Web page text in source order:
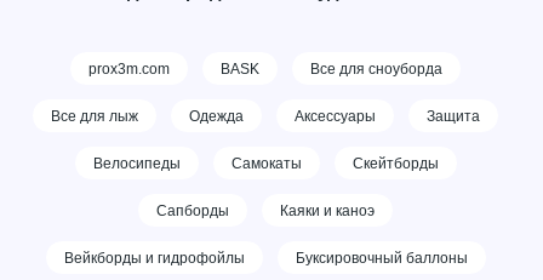
prox3m.com BASK Все для сноуборда
Все для лыж Одежда Аксессуары Защита
Велосипеды Самокаты Скейтборды
Сапборды Каяки и каноэ
Вейкборды и гидрофойлы Буксировочный баллоны